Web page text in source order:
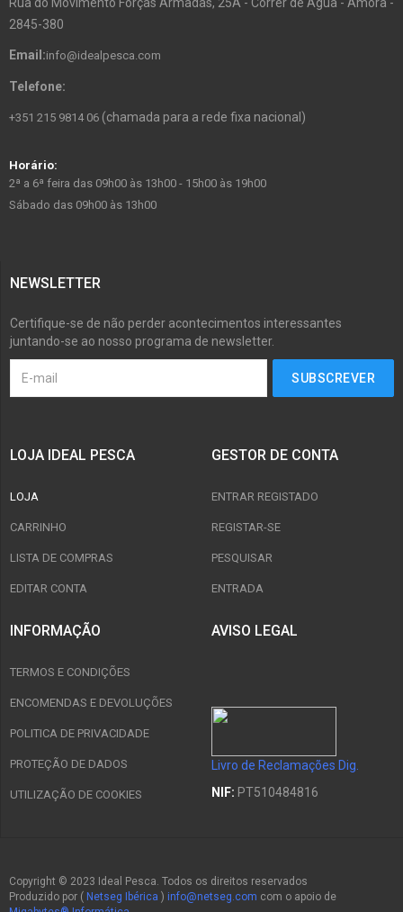
2845-380
Email:info@idealpesca.com
Telefone:
+351 215 9814 06 (chamada para a rede fixa nacional)
Horário:
2ª a 6ª feira das 09h00 às 13h00 - 15h00 às 19h00
Sábado das 09h00 às 13h00
NEWSLETTER
Certifique-se de não perder acontecimentos interessantes
juntando-se ao nosso programa de newsletter.
LOJA IDEAL PESCA
LOJA
CARRINHO
LISTA DE COMPRAS
EDITAR CONTA
GESTOR DE CONTA
ENTRAR REGISTADO
REGISTAR-SE
PESQUISAR
ENTRADA
INFORMAÇÃO
TERMOS E CONDIÇÕES
ENCOMENDAS E DEVOLUÇÕES
POLITICA DE PRIVACIDADE
PROTEÇÃO DE DADOS
UTILIZAÇÃO DE COOKIES
AVISO LEGAL
Livro de Reclamações Dig.
NIF: PT510484816
Copyright © 2023 Ideal Pesca. Todos os direitos reservados
Produzido por ( Netseg Ibérica ) info@netseg.com com o apoio de